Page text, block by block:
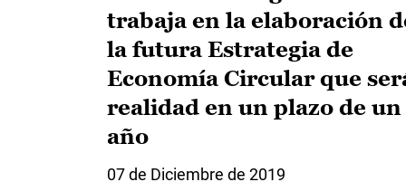
trabaja en la elaboración
la futura Estrategia de
Economía Circular que
realidad en un plazo de un
año
07 de Diciembre de 2019